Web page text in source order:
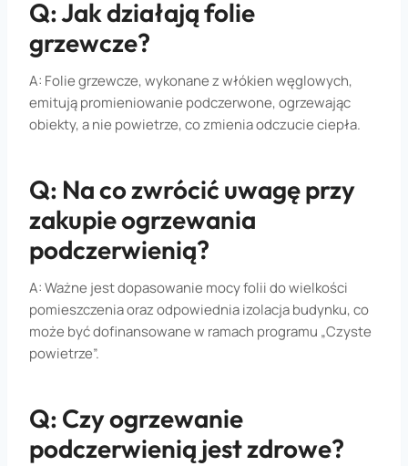
Q: Jak działają folie
grzewcze?
A: Folie grzewcze, wykonane z włókien węglowych,
emitują promieniowanie podczerwone, ogrzewając
obiekty, a nie powietrze, co zmienia odczucie ciepła.
Q: Na co zwrócić uwagę przy
zakupie ogrzewania
podczerwienią?
A: Ważne jest dopasowanie mocy folii do wielkości
pomieszczenia oraz odpowiednia izolacja budynku, co
może być dofinansowane w ramach programu „Czyste
powietrze”.
Q: Czy ogrzewanie
podczerwienią jest zdrowe?